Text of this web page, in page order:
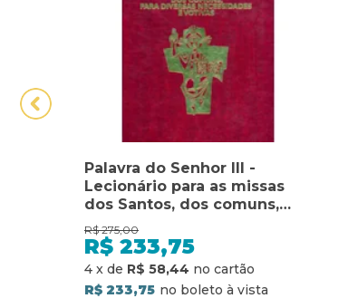
Palavra do Senhor III -
Lecionário para as missas
dos Santos, dos comuns,
para diversas necessidades
e votivas: lecionário para as
missas dos santos, dos
comuns, para diversas
necessidades e votivas
R$ 275,00
R$ 233,75
4 x de R$ 58,44
R$ 233,75